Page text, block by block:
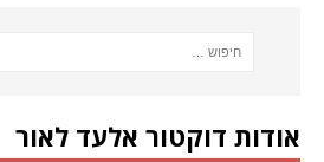
אודות דוקטור אלעד לאור